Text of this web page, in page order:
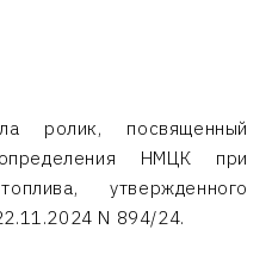
ролик, посвященный
НМЦК при
утвержденного
N 894/24.